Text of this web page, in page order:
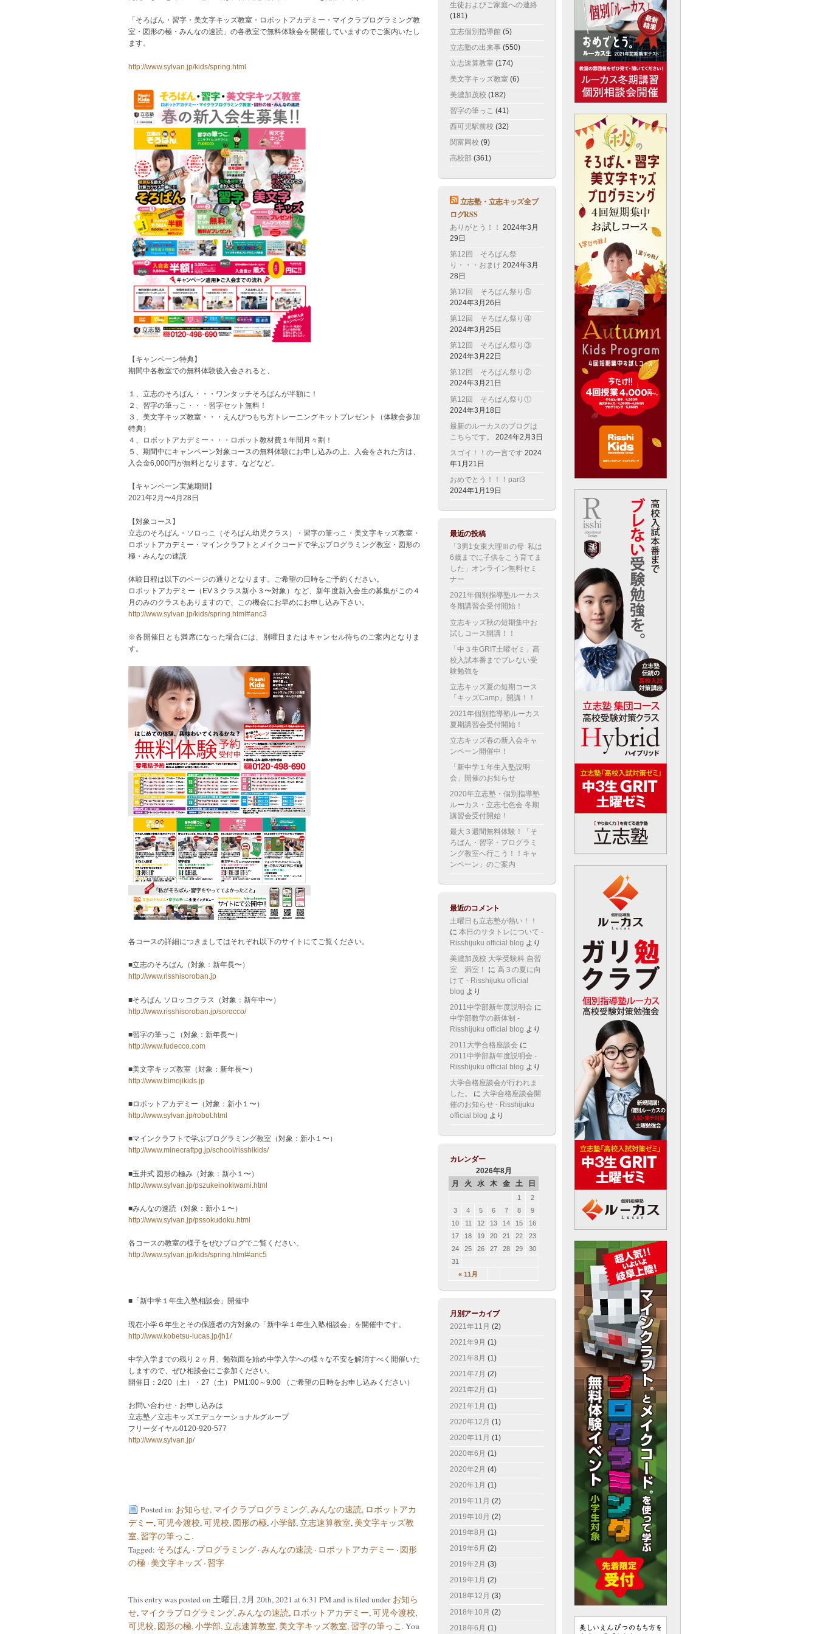
「そろばん・習字・美文字キッズ教室・ロボットアカデミー・マイクラプログラミング教
室・図形の極・みんなの速読」の各教室で無料体験会を開催していますのでご案内いたし
ます。
http://www.sylvan.jp/kids/spring.html
【キャンペーン特典】
期間中各教室での無料体験後入会されると、
１、立志のそろばん・・・ワンタッチそろばんが半額に！
２、習字の筆っこ・・・習字セット無料！
３、美文字キッズ教室・・・えんぴつもち方トレーニングキットプレゼント（体験会参加
特典）
４、ロボットアカデミー・・・ロボット教材費１年間月々割！
５、期間中にキャンペーン対象コースの無料体験にお申し込みの上、入会をされた方は、
入会金6,000円が無料となります。などなど。
【キャンペーン実施期間】
2021年2月〜4月28日
【対象コース】
立志のそろばん・ソロっこ（そろばん幼児クラス）・習字の筆っこ・美文字キッズ教室・
ロボットアカデミー・マインクラフトとメイクコードで学ぶプログラミング教室・図形の
極・みんなの速読
体験日程は以下のページの通りとなります。ご希望の日時をご予約ください。
ロボットアカデミー（EV３クラス新小３〜対象）など、新年度新入会生の募集がこの４
月のみのクラスもありますので、この機会にお早めにお申し込み下さい。
http://www.sylvan.jp/kids/spring.html#anc3
※各開催日とも満席になった場合には、別曜日またはキャンセル待ちのご案内となりま
す。
各コースの詳細につきましてはそれぞれ以下のサイトにてご覧ください。
■立志のそろばん（対象：新年長〜）
http://www.risshisoroban.jp
■そろばん ソロッコクラス（対象：新年中〜）
http://www.risshisoroban.jp/sorocco/
■習字の筆っこ（対象：新年長〜）
http://www.fudecco.com
■美文字キッズ教室（対象：新年長〜）
http://www.bimojikids.jp
■ロボットアカデミー（対象：新小１〜）
http://www.sylvan.jp/robot.html
■マインクラフトで学ぶプログラミング教室（対象：新小１〜）
http://www.minecraftpg.jp/school/risshikids/
■玉井式 図形の極み（対象：新小１〜）
http://www.sylvan.jp/pszukeinokiwami.html
■みんなの速読（対象：新小１〜）
http://www.sylvan.jp/pssokudoku.html
各コースの教室の様子をぜひブログでご覧ください。
http://www.sylvan.jp/kids/spring.html#anc5
■「新中学１年生入塾相談会」開催中
現在小学６年生とその保護者の方対象の「新中学１年生入塾相談会」を開催中です。
http://www.kobetsu-lucas.jp/jh1/
中学入学までの残り２ヶ月、勉強面を始め中学入学への様々な不安を解消すべく開催いた
しますので、ぜひ相談会にご参加ください。
開催日：2/20（土）・27（土） PM1:00～9:00 （ご希望の日時をお申し込みください）
お問い合わせ・お申し込みは
立志塾／立志キッズエデュケーショナルグループ
フリーダイヤル0120-920-577
http://www.sylvan.jp/
Posted in: お知らせ, マイクラプログラミング,みんなの速読, ロボットアカ
デミー,可児今渡校,可児校, 図形の極,小学部, 立志速算教室, 美文字キッズ教
室, 習字の筆っこ .
Tagged: そろばん · プログラミング ·みんなの速読 · ロボットアカデミー · 図形
の極 · 美文字キッズ · 習字
This entry was posted on 土曜日, 2月 20th, 2021 at 6:31 PM and is filed under お知ら
せ, マイクラプログラミング,みんなの速読, ロボットアカデミー,可児今渡校,
可児校, 図形の極,小学部, 立志速算教室, 美文字キッズ教室, 習字の筆っこ . You
生徒およびご家庭への連絡
(181)
立志個別指導館 (5)
立志塾の出来事 (550)
立志速算教室 (174)
美文字キッズ教室 (6)
美濃加茂校 (182)
習字の筆っこ (41)
西可児駅前校 (32)
関富岡校 (9)
高校部 (361)
立志塾・立志キッズ全ブ
ログRSS
ありがとう！！ 2024年3月
29日
第12回 そろばん祭
り・・・おまけ 2024年3月
28日
第12回 そろばん祭り⑤
2024年3月26日
第12回 そろばん祭り④
2024年3月25日
第12回 そろばん祭り③
2024年3月22日
第12回 そろばん祭り②
2024年3月21日
第12回 そろばん祭り①
2024年3月18日
最新のルーカスのブログは
こちらです。
2024年2月3日
スゴイ！！の一言です 2024
年1月21日
おめでとう！！！part3
2024年1月19日
最近の投稿
「3男1女東大理Ⅲの母 私は
6歳までに子供をこう育てま
した」オンライン無料セミ
ナー
2021年個別指導塾ルーカス
冬期講習会受付開始！
立志キッズ秋の短期集中お
試しコース開講！！
「中３生GRIT土曜ゼミ」高
校入試本番までブレない受
験勉強を
立志キッズ夏の短期コース
「キッズCamp」開講！！
2021年個別指導塾ルーカス
夏期講習会受付開始！
立志キッズ春の新入会キャ
ンペーン開催中！
「新中学１年生入塾説明
会」開催のお知らせ
2020年立志塾・個別指導塾
ルーカス・立志七色会 冬期
講習会受付開始！
最大３週間無料体験！「そ
ろばん・習字・プログラミ
ング教室へ行こう！！キャ
ンペーン」のご案内
最近のコメント
土曜日も立志塾が熱い！！
に 本日のサタトレについて -
Risshijuku official blog より
美濃加茂校 大学受験科 自習
室 満室！
に 高３の夏に向
けて - Risshijuku official
blog より
2011中学部新年度説明会 に
中学部数学の新体制 -
Risshijuku official blog より
2011大学合格座談会 に
2011中学部新年度説明会 -
Risshijuku official blog より
大学合格座談会が行われま
した。
に 大学合格座談会開
催のお知らせ - Risshijuku
official blog より
カレンダー
2026年8月
月
火 水 木 金 土 日
« 11月
1
2
3
4 5 6 7 8
9
10
11 12 13 14 15
16
17
18 19 20 21 22
23
24
25 26 27 28 29
30
31
月別アーカイブ
2021年11月 (2)
2021年9月 (1)
2021年8月 (1)
2021年7月 (2)
2021年2月 (1)
2021年1月 (1)
2020年12月 (1)
2020年11月 (1)
2020年6月 (1)
2020年2月 (4)
2020年1月 (1)
2019年11月 (2)
2019年10月 (2)
2019年8月 (1)
2019年6月 (2)
2019年2月 (3)
2019年1月 (2)
2018年12月 (3)
2018年10月 (2)
2018年6月 (1)